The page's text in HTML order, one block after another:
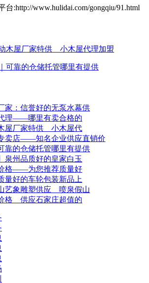
:http://www.hulidai.com/gongqiu/91.html
木屋厂家特供 小木屋代理加盟
可靠的仓储托管哪里有提供
家：信誉好的无泵水幕供
理——哪里有卖合格的
屋厂家特供 小木屋代
卖店——知名企业供应直销价
靠的仓储托管哪里有提供
泉州品质好的皇家白玉
格——为您推荐质量好
量好的车轮包装新品上
艺象雕塑供应＿喷泉假山
格 供应石家庄超值的